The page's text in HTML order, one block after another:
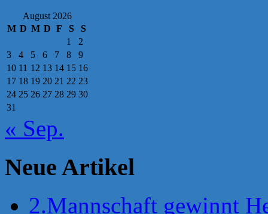
August 2026
M D M D F S
S
1
2
3
4 5 6 7 8
9
10 11 12 13 14 15 16
17 18 19 20 21 22 23
24 25 26 27 28 29 30
31
« Sep.
Neue Artikel
2.Mannschaft gewinnt